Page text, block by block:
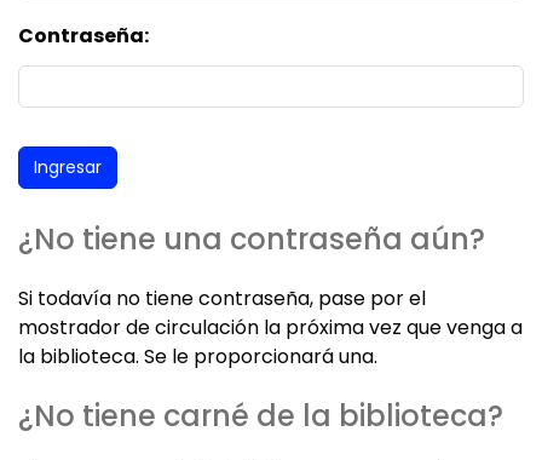
Contraseña:
¿No tiene una contraseña aún?
Si todavía no tiene contraseña, pase por el
mostrador de circulación la próxima vez que venga a
la biblioteca. Se le proporcionará una.
¿No tiene carné de la biblioteca?